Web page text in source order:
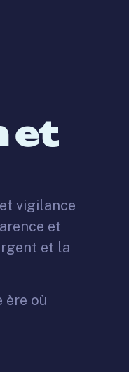
et
vigilance
et
et la
ère où